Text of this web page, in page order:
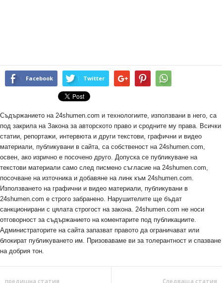
Facebook Twitter
Съдържанието на 24shumen.com и технологиите, използвани в него, са
под закрила на Закона за авторското право и сродните му права. Всички
статии, репортажи, интервюта и други текстови, графични и видео
материали, публикувани в сайта, са собственост на 24shumen.com,
освен, ако изрично е посочено друго. Допуска се публикуване на
текстови материали само след писмено съгласие на 24shumen.com,
посочване на източника и добавяне на линк към 24shumen.com.
Използването на графични и видео материали, публикувани в
24shumen.com е строго забранено. Нарушителите ще бъдат
санкционирани с цялата строгост на закона. 24shumen.com не носи
отговорност за съдържанието на коментарите под публикациите.
Администраторите на сайта запазват правото да ограничават или
блокират публикуването им. Призоваваме ви за толерантност и спазване
на добрия тон.